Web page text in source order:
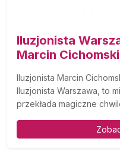
Iluzjonista
Marcin Cichomski
Iluzjonista Marcin
Iluzjonista Warszawa, to
przekłada magiczne